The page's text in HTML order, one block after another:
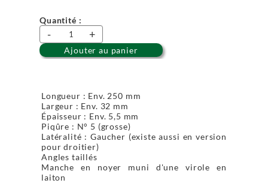
Quantité :
- +
Ajouter au panier
Longueur : Env. 250 mm
Largeur : Env. 32 mm
Épaisseur : Env. 5,5 mm
Piqûre : N° 5 (grosse)
Latéralité : Gaucher (existe aussi en version
pour droitier)
Angles taillés
Manche en noyer muni d'une virole en
laiton